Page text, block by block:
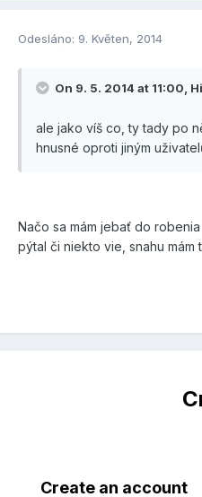
Odesláno: 9. Květen, 2014
On 9. 5. 2014 at 11:00,
ale jako víš co, ty tady po
hnusné oproti jiným
Načo sa mám jebať do
pýtal či niekto vie, snahu mám
Create an account